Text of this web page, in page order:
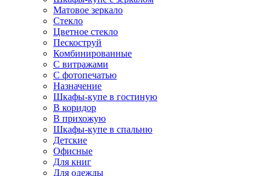
Матовое зеркало
Стекло
Цветное стекло
Пескоструй
Комбинированные
С витражами
С фотопечатью
Назначение
Шкафы-купе в гостиную
В коридор
В прихожую
Шкафы-купе в спальню
Детские
Офисные
Для книг
Для одежды